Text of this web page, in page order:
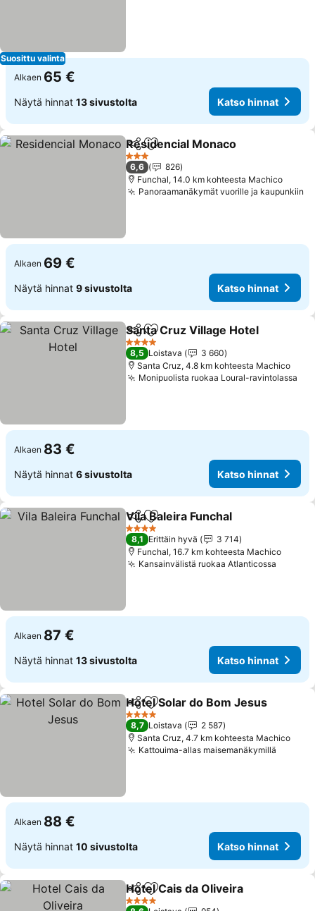
Suosittu valinta
Alkaen 65 €
Näytä hinnat 13 sivustolta Katso hinnat
Jaa Lisää suosikkeihin
Residencial Monaco
3 Tähtiluokitus
6,6
826
Funchal, 14.0 km kohteesta Machico
Panoraamanäkymät vuorille ja kaupunkiin
Alkaen 69 €
Näytä hinnat 9 sivustolta Katso hinnat
Jaa Lisää suosikkeihin
Santa Cruz Village Hotel
4 Tähtiluokitus
8,5 Loistava
3 660
Santa Cruz, 4.8 km kohteesta Machico
Monipuolista ruokaa Loural-ravintolassa
Alkaen 83 €
Näytä hinnat 6 sivustolta Katso hinnat
Jaa Lisää suosikkeihin
Vila Baleira Funchal
4 Tähtiluokitus
8,1 Erittäin hyvä
3 714
Funchal, 16.7 km kohteesta Machico
Kansainvälistä ruokaa Atlanticossa
Alkaen 87 €
Näytä hinnat 13 sivustolta Katso hinnat
Jaa Lisää suosikkeihin
Hotel Solar do Bom Jesus
4 Tähtiluokitus
8,7 Loistava
2 587
Santa Cruz, 4.7 km kohteesta Machico
Kattouima-allas maisemanäkymillä
Alkaen 88 €
Näytä hinnat 10 sivustolta Katso hinnat
Jaa Lisää suosikkeihin
Hotel Cais da Oliveira
4 Tähtiluokitus